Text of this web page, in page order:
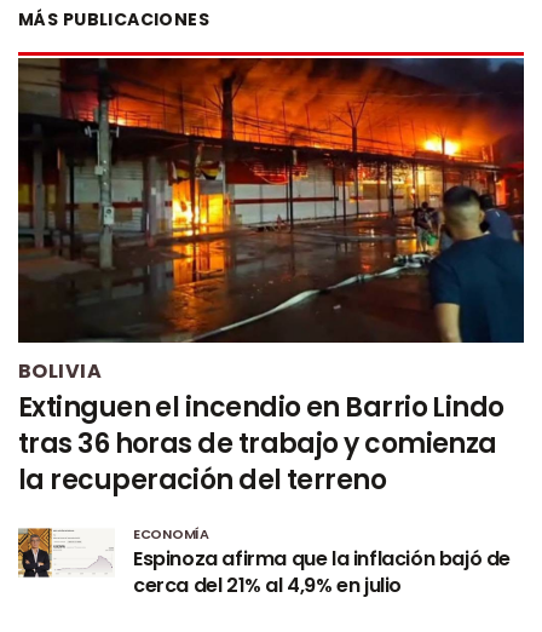
MÁS PUBLICACIONES
BOLIVIA
Extinguen el incendio en Barrio Lindo
tras 36 horas de trabajo y comienza
la recuperación del terreno
ECONOMÍA
Espinoza afirma que la inflación bajó de
cerca del 21% al 4,9% en julio